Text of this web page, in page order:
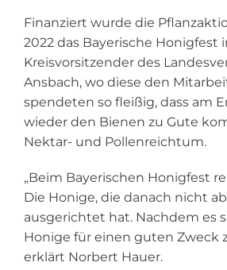
Finanziert wurde die
2022 das Bayerische
Kreisvorsitzender des
Ansbach, wo diese den
spendeten so fleißig, dass am
wieder den Bienen zu Gute
Nektar- und Pollenreichtum.
„Beim Bayerischen Honigfest
Die Honige, die danach nicht
ausgerichtet hat. Nachdem es
Honige für einen guten Zweck
erklärt Norbert Hauer.